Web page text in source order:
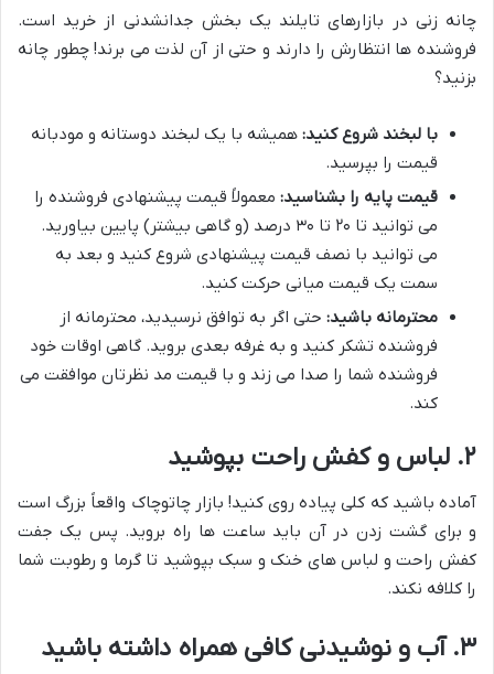
چانه زنی در بازارهای تایلند یک بخش جدانشدنی از خرید است.
فروشنده ها انتظارش را دارند و حتی از آن لذت می برند! چطور چانه
بزنید؟
با لبخند شروع کنید: همیشه با یک لبخند دوستانه و مودبانه
قیمت را بپرسید.
قیمت پایه را بشناسید: معمولاً قیمت پیشنهادی فروشنده را
می توانید تا ۲۰ تا ۳۰ درصد (و گاهی بیشتر) پایین بیاورید.
می توانید با نصف قیمت پیشنهادی شروع کنید و بعد به
سمت یک قیمت میانی حرکت کنید.
محترمانه باشید: حتی اگر به توافق نرسیدید، محترمانه از
فروشنده تشکر کنید و به غرفه بعدی بروید. گاهی اوقات خود
فروشنده شما را صدا می زند و با قیمت مد نظرتان موافقت می
کند.
۲. لباس و کفش راحت بپوشید
آماده باشید که کلی پیاده روی کنید! بازار چاتوچاک واقعاً بزرگ است
و برای گشت زدن در آن باید ساعت ها راه بروید. پس یک جفت
کفش راحت و لباس های خنک و سبک بپوشید تا گرما و رطوبت شما
را کلافه نکند.
۳. آب و نوشیدنی کافی همراه داشته باشید